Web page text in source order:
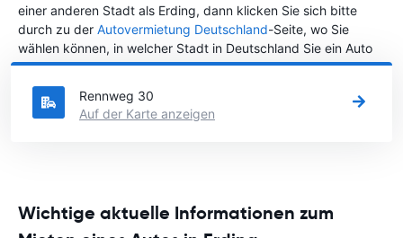
einer anderen Stadt als Erding, dann klicken Sie sich bitte
durch zu der Autovermietung Deutschland-Seite, wo Sie
wählen können, in welcher Stadt in Deutschland Sie ein Auto
mieten möchten.
Rennweg 30
Auf der Karte anzeigen
Wichtige aktuelle Informationen zum